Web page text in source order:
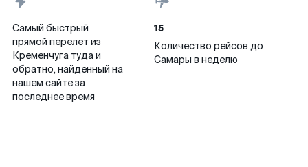
Самый быстрый
прямой перелет из
Кременчуга туда и
обратно, найденный на
нашем сайте за
последнее время
15
Количество рейсов до
Самары в неделю